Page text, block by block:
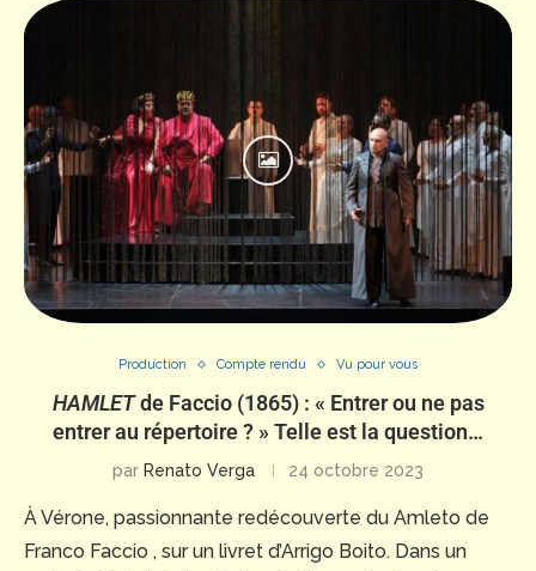
Production Compte rendu Vu pour vous
HAMLETde Faccio (1865) : « Entrer ou ne pas
entrer au répertoire ? » Telle est la question…
par Renato Verga 24 octobre 2023
À Vérone, passionnante redécouverte du Amleto de
Franco Faccio , sur un livret d’Arrigo Boito. Dans un